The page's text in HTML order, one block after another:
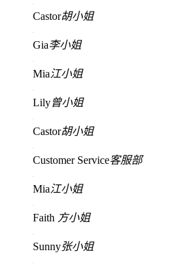
Castor胡小姐
Gia李小姐
Mia江小姐
Lily曾小姐
Castor胡小姐
Customer Service客服部
Mia江小姐
Faith 方小姐
Sunny张小姐